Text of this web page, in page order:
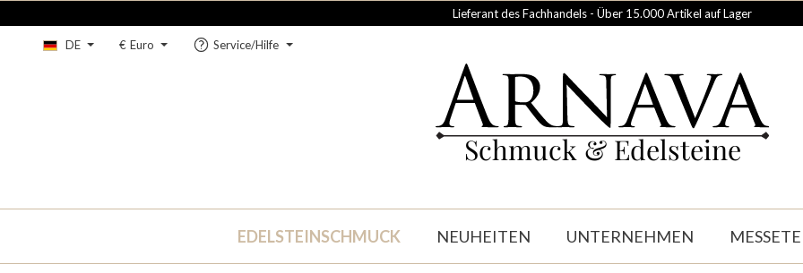
Lieferant des Fachhandels - Über 15.000 Artikel auf Lager
DE € Euro Service/Hilfe
Schmuck & Edelsteine
EDELSTEINSCHMUCK NEUHEITEN UNTERNEHMEN